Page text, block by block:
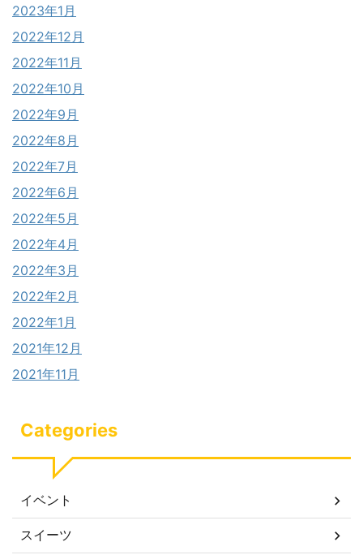
2023年1月
2022年12月
2022年11月
2022年10月
2022年9月
2022年8月
2022年7月
2022年6月
2022年5月
2022年4月
2022年3月
2022年2月
2022年1月
2021年12月
2021年11月
Categories
イベント
スイーツ